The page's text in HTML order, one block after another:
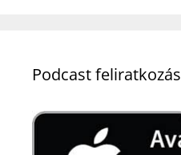
Podcast feliratkozás